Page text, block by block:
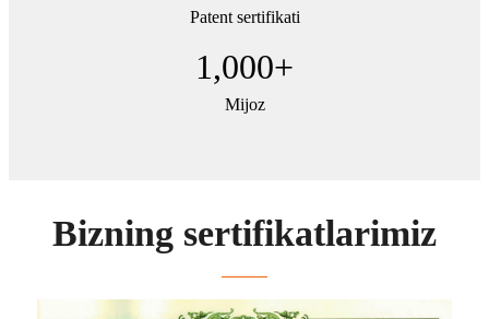
Patent sertifikati
1,000+
Mijoz
Bizning sertifikatlarimiz